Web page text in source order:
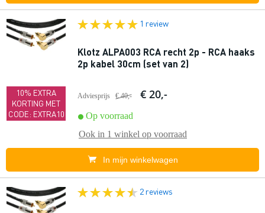
10% EXTRA
KORTING MET
CODE: EXTRA10
1 review
Klotz ALPA003 RCA recht 2p - RCA haaks
2p kabel 30cm (set van 2)
Adviesprijs € 40,- € 20,-
Op voorraad
Ook in 1 winkel op voorraad
In mijn winkelwagen
2 reviews